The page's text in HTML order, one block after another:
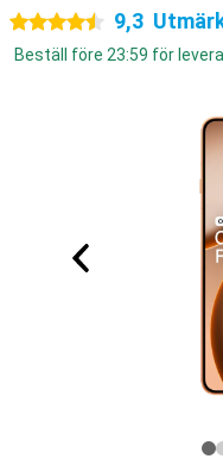
4.5 stjärnor 9,3
Beställ före 23:59 för